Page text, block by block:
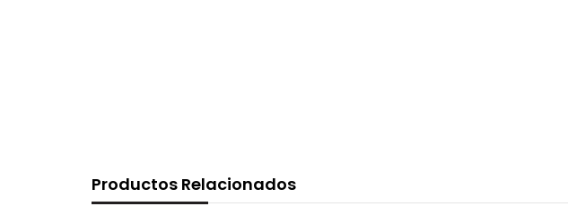
Productos Relacionados